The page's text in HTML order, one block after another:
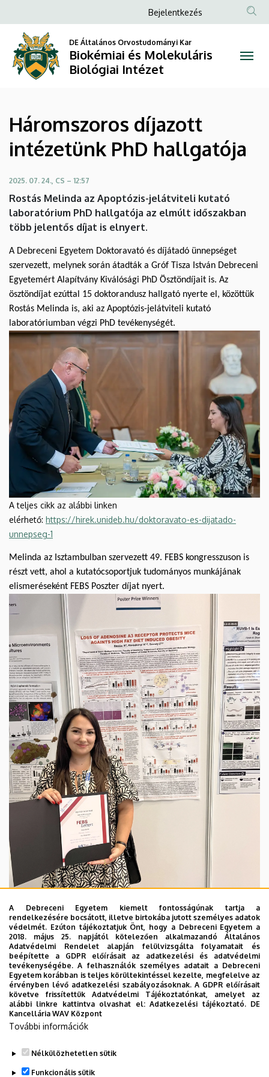
díjazott
intézetünk
PhD
hallgatója
Biokémiai
és
Molekuláris
Biológiai
Intézet
a
tartalomra
Anonim
fiók
menüje
Bejelentkezés
DE Általános Orvostudományi Kar
Biokémiai és Molekuláris
Biológiai Intézet
Háromszoros díjazott
intézetünk PhD hallgatója
2025. 07. 24., CS – 12:57
Rostás Melinda az Apoptózis-jelátviteli kutató
laboratórium PhD hallgatója az elmúlt időszakban
több jelentős díjat is elnyert.
A Debreceni Egyetem Doktoravató és díjátadó ünnepséget
szervezett, melynek során átadták a Gróf Tisza István Debreceni
Egyetemért Alapítvány Kiválósági PhD Ösztöndíjait is. Az
ösztöndíjat ezúttal 15 doktorandusz hallgató nyerte el, közöttük
Rostás Melinda is, aki az Apoptózis-jelátviteli kutató
laboratóriumban végzi PhD tevékenységét.
A teljes cikk az alábbi linken
elérhető: https://hirek.unideb.hu/doktoravato-es-dijatado-
unnepseg-1
Melinda az Isztambulban szervezett 49. FEBS kongresszuson is
részt vett, ahol a kutatócsoportjuk tudományos munkájának
elismeréseként FEBS Poszter díjat nyert.
2025. június 20-22. között a Semmelweis
Egyetemmel együttműködésben a Doktoranduszok Országos
szövetsége megrendezte a nagy múlttal rendelkező Tavaszi Szél
elnevezésű multidiszciplináris, tudományos nemzetközi
konferenciát, amelyről szintén díjazottként térhetett haza.
Melinda második helyezést ért el az orvos- és
egészségtudományi szekció Biokémia, Élettan alszekciójában.
A Debreceni Egyetem kiemelt fontosságúnak tartja a
rendelkezésére bocsátott, illetve birtokába jutott személyes adatok
védelmét. Ezúton tájékoztatjuk Önt, hogy a Debreceni Egyetem a
2018. május 25. napjától kötelezően alkalmazandó Általános
Adatvédelmi Rendelet alapján felülvizsgálta folyamatait és
beépítette a GDPR előírásait az adatkezelési és adatvédelmi
tevékenységébe. A felhasználók személyes adatait a Debreceni
Egyetem korábban is teljes körültekintéssel kezelte, megfelelve az
érvényben lévő adatkezelési szabályozásoknak. A GDPR előírásait
követve frissítettük Adatvédelmi Tájékoztatónkat, amelyet az
alábbi linkre kattintva olvashat el:Adatkezelési tájékoztató. DE
Kancellária WAV Központ
További információk
Nélkülözhetetlen sütik
Funkcionális sütik